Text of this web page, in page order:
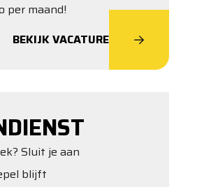
per maand!
BEKIJK VACATURE
Sluit je aan
blijft